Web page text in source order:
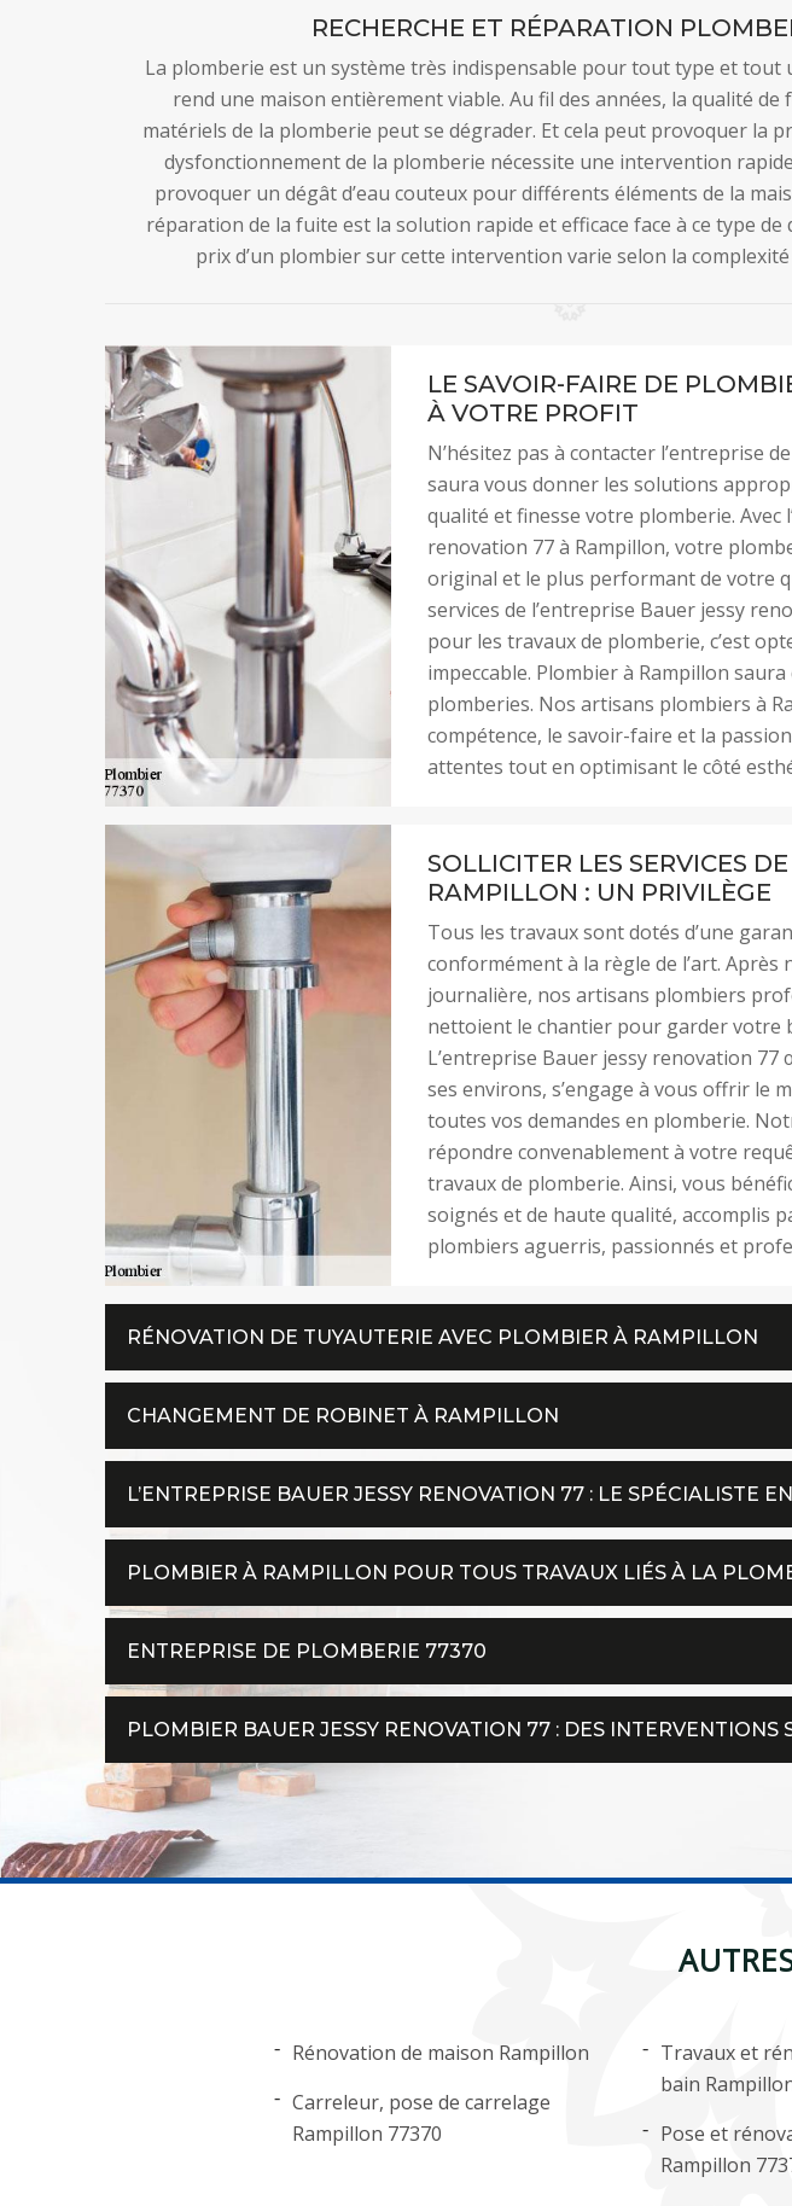
RECHERCHE ET RÉPARATION
La plomberie est un système très indispensable pour tout type et tout
rend une maison entièrement viable. Au fil des années, la qualité
matériels de la plomberie peut se dégrader. Et cela peut provoquer la
dysfonctionnement de la plomberie nécessite une intervention
provoquer un dégât d’eau couteux pour différents éléments de la
réparation de la fuite est la solution rapide et efficace face à ce type de
prix d’un plombier sur cette intervention varie selon la
LE SAVOIR-FAIRE DE
À VOTRE PROFIT
N’hésitez pas à contacter l’entreprise
saura vous donner les solutions
qualité et finesse votre plomberie. Avec
renovation 77 à Rampillon, votre
original et le plus performant de votre
services de l’entreprise Bauer jessy
pour les travaux de plomberie, c’est
impeccable. Plombier à Rampillon
plomberies. Nos artisans plombiers à
compétence, le savoir-faire et la
attentes tout en optimisant le côté
SOLLICITER LES SERVICES
RAMPILLON : UN PRIVILÈGE
Tous les travaux sont dotés d’une
conformément à la règle de l’art.
journalière, nos artisans plombiers
nettoient le chantier pour garder votre
L’entreprise Bauer jessy renovation
ses environs, s’engage à vous offrir le
toutes vos demandes en plomberie.
répondre convenablement à votre
travaux de plomberie. Ainsi, vous
soignés et de haute qualité, accomplis
plombiers aguerris, passionnés et
RÉNOVATION DE TUYAUTERIE AVEC PLOMBIER À RAMPILLON
CHANGEMENT DE ROBINET À RAMPILLON
L’ENTREPRISE BAUER JESSY RENOVATION 77 : LE SPÉCIALISTE
PLOMBIER À RAMPILLON POUR TOUS TRAVAUX LIÉS À LA
ENTREPRISE DE PLOMBERIE 77370
PLOMBIER BAUER JESSY RENOVATION 77 : DES INTERVENTIONS
Rénovation de maison Rampillon
Carreleur, pose de carrelage
Rampillon 77370
Travaux et
bain
Pose et
Rampillon